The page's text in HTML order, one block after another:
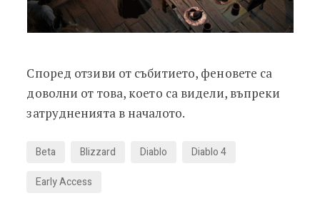
Според отзиви от събитието, феновете са
доволни от това, което са видели, въпреки
затрудненията в началото.
Beta Blizzard Diablo
Diablo 4
Early Access